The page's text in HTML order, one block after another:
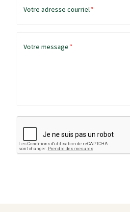
Votre adresse courriel*
Votre message *